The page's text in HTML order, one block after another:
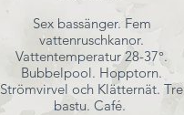
Sex bassänger. Fem
vattenruschkanor.
Vattentemperatur 28-37°.
Bubbelpool. Hopptorn.
Strömvirvel och Klätternät. Tre
bastu. Café.